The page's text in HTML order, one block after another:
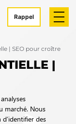
Rappel
| SEO pour croître
|
marché. Nous
d’identifier des